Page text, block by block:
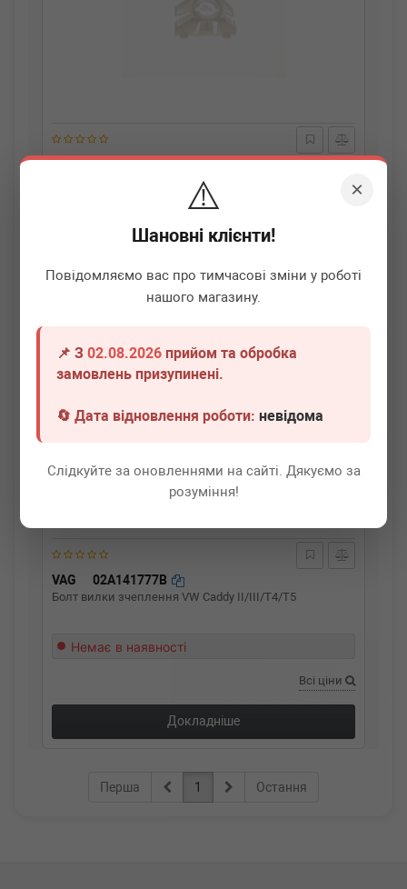
×
⚠️
Шановні клієнти!
Повідомляємо вас про тимчасові зміни у роботі
нашого магазину.
📌 З02.08.2026 прийом та обробка
замовлень призупинені.
🔄 Дата відновлення роботи:невідома
Слідкуйте за оновленнями на сайті. Дякуємо за
розуміння!
VAG 1K0721169
Кліпса педалі тормоза VW Golf/Passat/T5 97-
Немає в наявності
Докладніше
VAG 02A141777B
Болт вилки зчеплення VW Caddy II/III/T4/T5
Немає в наявності
Всі ціни
Докладніше
Перша 1 Остання